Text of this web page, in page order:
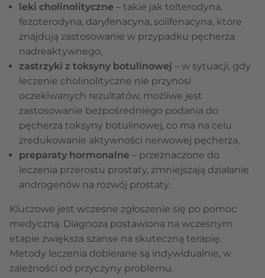
leki cholinolityczne – takie jak tolterodyna,
fezoterodyna, daryfenacyna, solifenacyna, które
znajdują zastosowanie w przypadku pęcherza
nadreaktywnego,
zastrzyki z toksyny botulinowej – w sytuacji, gdy
leczenie cholinolityczne nie przynosi
oczekiwanych rezultatów, możliwe jest
zastosowanie bezpośredniego podania do
pęcherza toksyny botulinowej, co ma na celu
zredukowanie aktywności nerwowej pęcherza,
preparaty hormonalne – przeznaczone do
leczenia przerostu prostaty, zmniejszają działanie
androgenów na rozwój prostaty.
Kluczowe jest wczesne zgłoszenie się po pomoc
medyczną. Diagnoza postawiona na wczesnym
etapie zwiększa szanse na skuteczną terapię.
Metody leczenia dobierane są indywidualnie, w
zależności od przyczyny problemu.